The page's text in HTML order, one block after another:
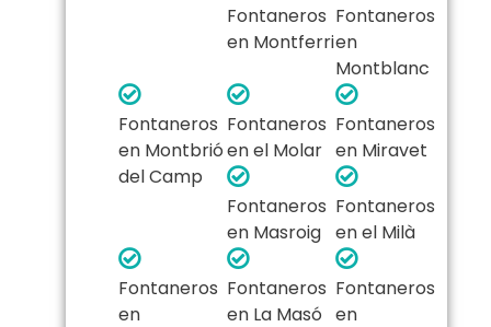
Fontaneros
en Montferri
Fontaneros
en
Montblanc
Fontaneros
en Montbrió
del Camp
Fontaneros
en el Molar
Fontaneros
en Miravet
Fontaneros
en Masroig
Fontaneros
en el Milà
Fontaneros
en
Fontaneros
en La Masó
Fontaneros
en